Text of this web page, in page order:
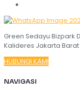
Green Sedayu Bizpark
Kalideres Jakarta Barat
HUBUNGI KAMI
NAVIGASI